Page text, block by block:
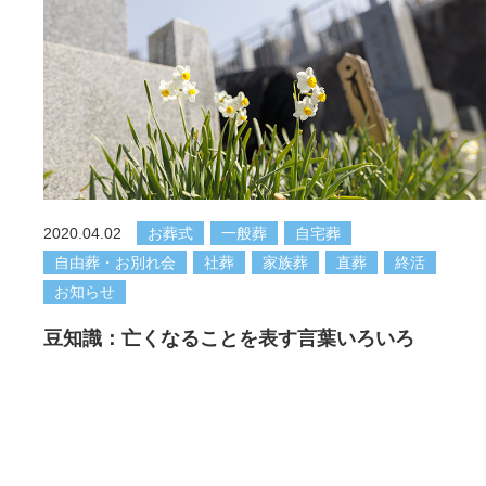
2020.04.02 お葬式 一般葬
自宅葬
自由葬・お別れ会
社葬 家族葬 直葬
終活
お知らせ
豆知識：亡くなることを表す言葉いろいろ